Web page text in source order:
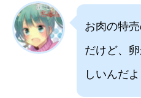
お肉の特
だけど、
しいんだ